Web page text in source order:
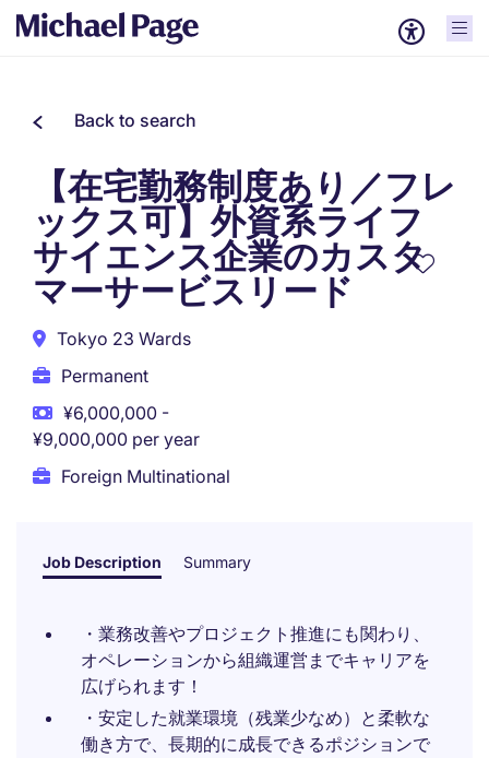
Back to search
【在宅勤務制度あり／フレ
ックス可】外資系ライフ
サイエンス企業のカスタ
マーサービスリード
Tokyo 23 Wards
Permanent
¥6,000,000 -
¥9,000,000 per year
Foreign Multinational
Job Description Summary
・業務改善やプロジェクト推進にも関わり、
オペレーションから組織運営までキャリアを
広げられます！
・安定した就業環境（残業少なめ）と柔軟な
働き方で、長期的に成長できるポジションで